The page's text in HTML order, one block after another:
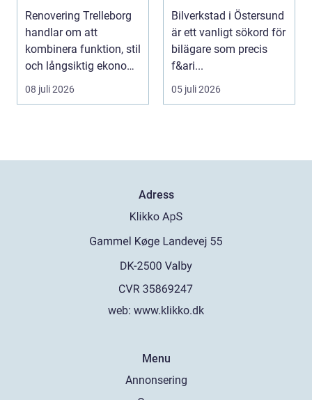
på ett smart sätt
Renovering Trelleborg
handlar om att
kombinera funktion, stil
och långsiktig ekonomi
i samma p...
08 juli 2026
val för din bil
Bilverkstad i Östersund
är ett vanligt sökord för
bilägare som precis
f&ari...
05 juli 2026
Adress
web: www.klikko.dk
Menu
Annonsering